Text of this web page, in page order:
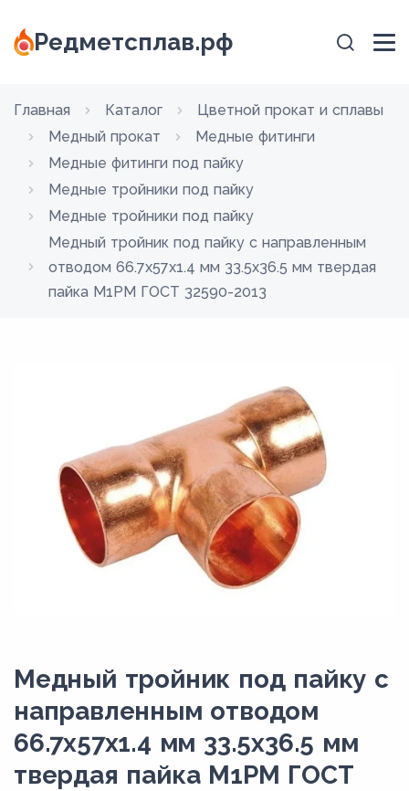
Редметсплав.рф
Главная Каталог
Цветной прокат и сплавы
Медный прокат
Медные фитинги
Медные фитинги под пайку
Медные тройники под пайку
Медные тройники под пайку
Медный тройник под пайку с направленным
отводом 66.7х57х1.4 мм 33.5х36.5 мм твердая
пайка М1РМ ГОСТ 32590-2013
Медный тройник под пайку с
направленным отводом
66.7х57х1.4 мм 33.5х36.5 мм
твердая пайка М1РМ ГОСТ